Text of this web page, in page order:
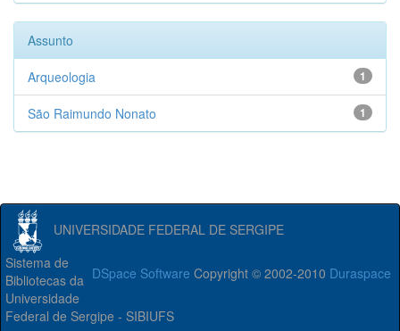
Assunto
1
Arqueologia
1
São Raimundo Nonato
UNIVERSIDADE FEDERAL DE SERGIPE
DSpace Software Copyright © 2002-2010 Duraspace
Sistema de
Bibliotecas da
Universidade
Federal de Sergipe - SIBIUFS